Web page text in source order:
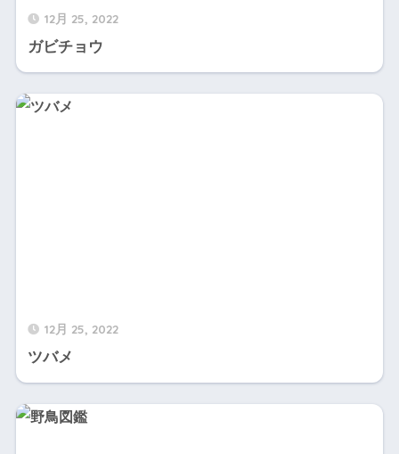
12月 25, 2022
ガビチョウ
12月 25, 2022
ツバメ